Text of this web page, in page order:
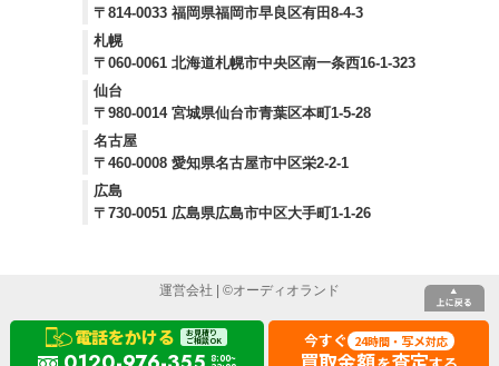
電話をかける お見積り
ご相談OK
8:00~
今すぐ 24時間・ 写メ対応
〒814-0033 福岡県福岡市早良区有田8-4-3
札幌
〒060-0061 北海道札幌市中央区南一条西16-1-323
仙台
〒980-0014 宮城県仙台市青葉区本町1-5-28
名古屋
〒460-0008 愛知県名古屋市中区栄2-2-1
広島
〒730-0051 広島県広島市中区大手町1-1-26
運営会社 | ©オーディオランド